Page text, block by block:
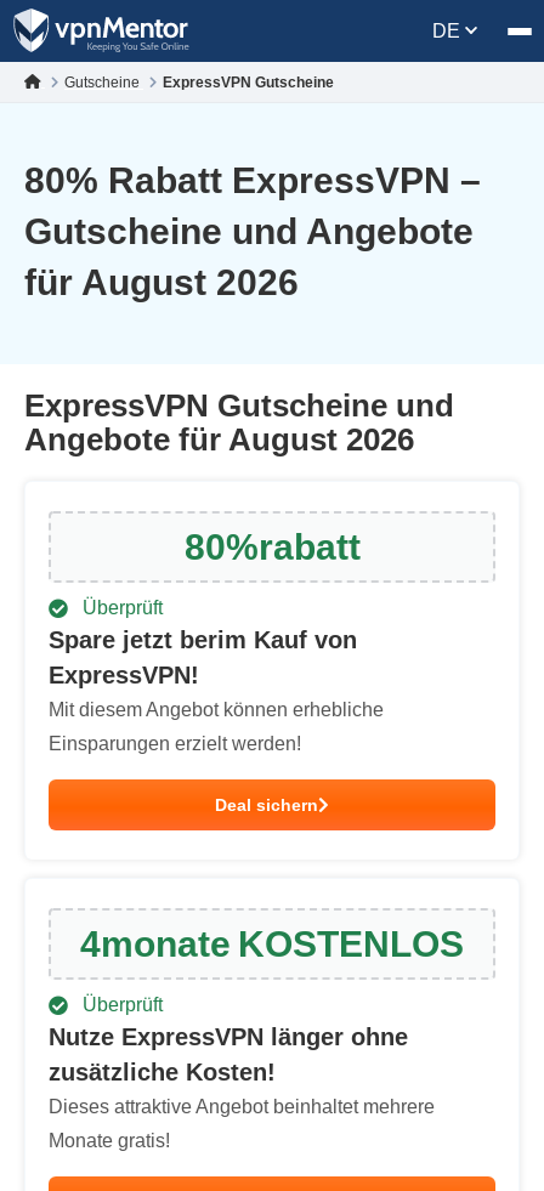
DE
Gutscheine ExpressVPN Gutscheine
80% Rabatt ExpressVPN –
Gutscheine und Angebote
für August 2026
ExpressVPN Gutscheine und
Angebote für August 2026
80%rabatt
Überprüft
Spare jetzt berim Kauf von
ExpressVPN!
Mit diesem Angebot können erhebliche
Einsparungen erzielt werden!
Deal sichern
4monate KOSTENLOS
Überprüft
Nutze ExpressVPN länger ohne
zusätzliche Kosten!
Dieses attraktive Angebot beinhaltet mehrere
Monate gratis!